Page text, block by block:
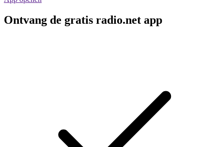
Ontvang de gratis radio.net app